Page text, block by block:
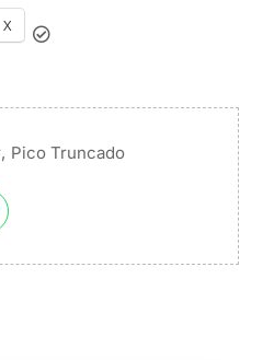
X
, Pico Truncado